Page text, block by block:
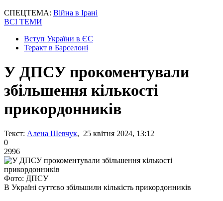
СПЕЦТЕМА: Війна в Ірані
ВСІ ТЕМИ
Вступ України в ЄС
Теракт в Барселоні
У ДПСУ прокоментували
збільшення кількості
прикордонників
Текст: Алена Шевчук, 25 квітня 2024, 13:12
0
2996
Фото: ДПСУ
В Україні суттєво збільшили кількість прикордонників